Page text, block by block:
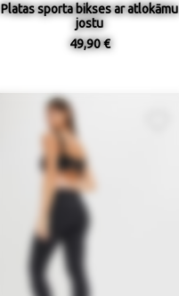
Platas sporta bikses ar atlokāmu
jostu
49,90 €